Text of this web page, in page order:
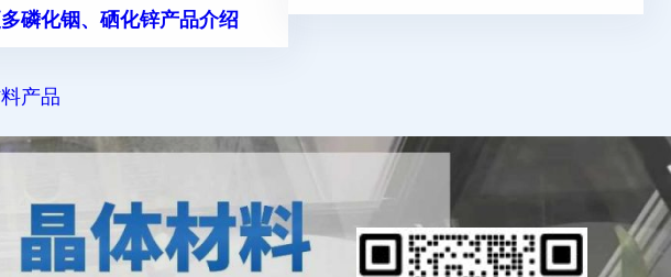
磷化铟、硒化锌产品介绍
产品